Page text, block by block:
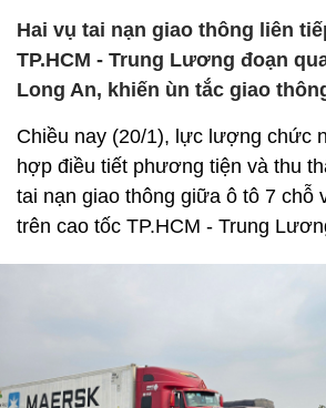
Hai vụ tai nạn giao thông liên
TP.HCM - Trung Lương đoạn
Long An, khiến ùn tắc giao
Chiều nay (20/1), lực lượng chức
hợp điều tiết phương tiện và thu
tai nạn giao thông giữa ô tô 7 chỗ
trên cao tốc TP.HCM - Trung